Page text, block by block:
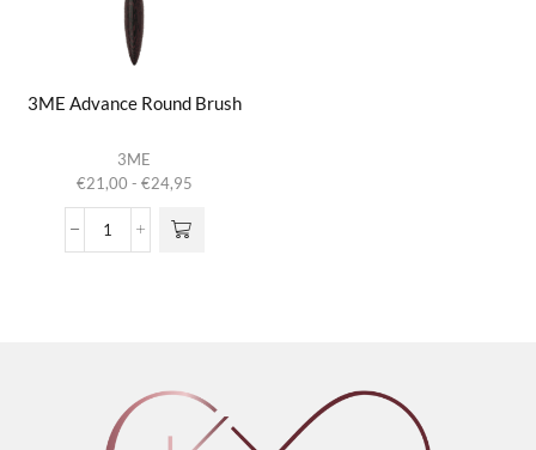
3ME Advance Round Brush
3ME
€21,00 - €24,95Prijsklasse:
tot
3ME
heeft
meerdere
Deze optie